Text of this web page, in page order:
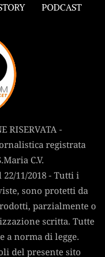
PODCAST
RISERVATA -
registrata
C.V.
11/2018 - Tutti i
sono protetti da
parzialmente o
scritta. Tutte
a norma di legge.
del presente sito